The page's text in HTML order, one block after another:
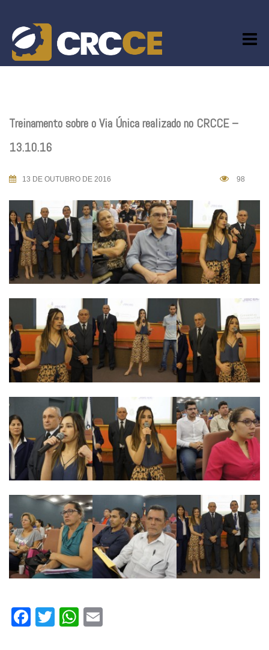
content
Treinamento sobre o Via Única realizado no CRCCE –
13.10.16
13 DE OUTUBRO DE 2016 98
Facebook
TwitterWhatsApp